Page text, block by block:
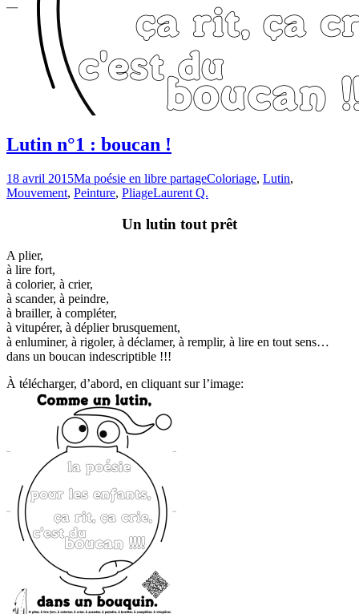
Lutin n°1 : boucan !
18 avril 2015Ma poésie en libre partageColoriage, Lutin,
Mouvement, Peinture, PliageLaurent Q.
Un lutin tout prêt
A plier,
à lire fort,
à colorier, à crier,
à scander, à peindre,
à brailler, à compléter,
à vitupérer, à déplier brusquement,
à enluminer, à rigoler, à déclamer, à remplir, à lire en tout sens…
dans un boucan indescriptible !!!
À télécharger, d’abord, en cliquant sur l’image: